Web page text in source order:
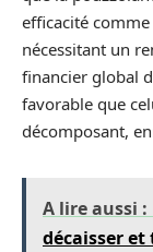
efficacité
nécessitant un
financier global
favorable que
décomposant,
A lire aussi :
décaisser